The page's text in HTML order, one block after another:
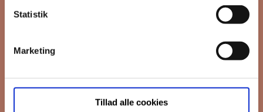
Statistik
Marketing
Tillad alle cookies
FB Gruppen vil bruge din information til
at kontakte dig i forbindelse med
nyheder - og nye boliger. Før vi kan gøre